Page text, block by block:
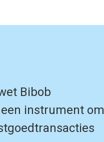
Bibob
instrument om